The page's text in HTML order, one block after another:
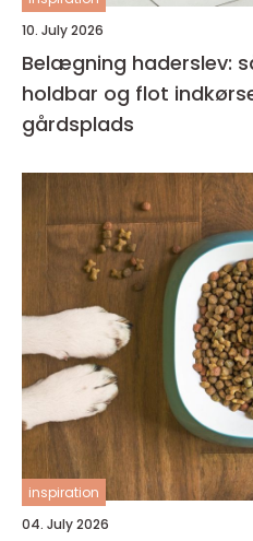
10. July 2026
Belægning haderslev:
holdbar og flot
gårdsplads
inspiration
04. July 2026